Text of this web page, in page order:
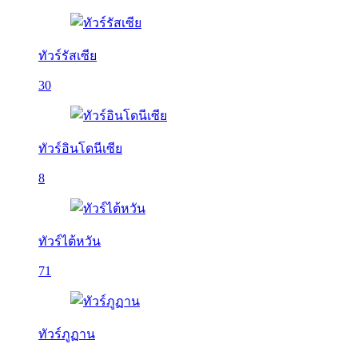
ทัวร์รัสเซีย
30
ทัวร์อินโดนีเซีย
8
ทัวร์ไต้หวัน
71
ทัวร์ภูฏาน